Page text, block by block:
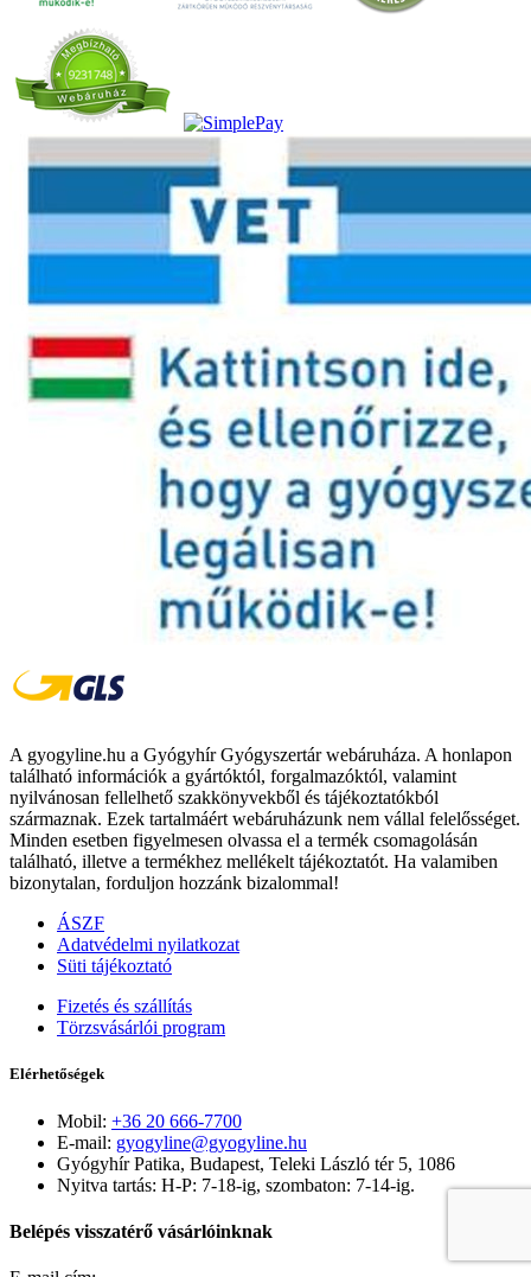
A gyogyline.hu a Gyógyhír Gyógyszertár webáruháza. A honlapon
található információk a gyártóktól, forgalmazóktól, valamint
nyilvánosan fellelhető szakkönyvekből és tájékoztatókból
származnak. Ezek tartalmáért webáruházunk nem vállal felelősséget.
Minden esetben figyelmesen olvassa el a termék csomagolásán
található, illetve a termékhez mellékelt tájékoztatót. Ha valamiben
bizonytalan, forduljon hozzánk bizalommal!
ÁSZF
Adatvédelmi nyilatkozat
Süti tájékoztató
Fizetés és szállítás
Törzsvásárlói program
Elérhetőségek
Mobil: +36 20 666-7700
E-mail: gyogyline@gyogyline.hu
Gyógyhír Patika, Budapest, Teleki László tér 5, 1086
Nyitva tartás: H-P: 7-18-ig, szombaton: 7-14-ig.
Belépés visszatérő vásárlóinknak